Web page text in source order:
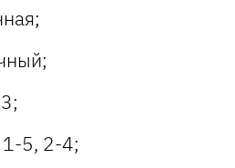
1-5, 2-4;